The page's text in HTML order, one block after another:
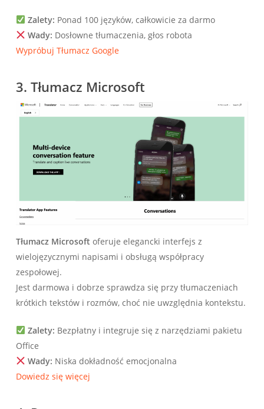
Zalety: Ponad 100 języków, całkowicie za darmo
Wady: Dosłowne tłumaczenia, głos robota
Wypróbuj Tłumacz Google
3. Tłumacz Microsoft
Tłumacz Microsoft oferuje elegancki interfejs z
wielojęzycznymi napisami i obsługą współpracy
zespołowej.
Jest darmowa i dobrze sprawdza się przy tłumaczeniach
krótkich tekstów i rozmów, choć nie uwzględnia kontekstu.
Zalety: Bezpłatny i integruje się z narzędziami pakietu
Office
Wady: Niska dokładność emocjonalna
Dowiedz się więcej